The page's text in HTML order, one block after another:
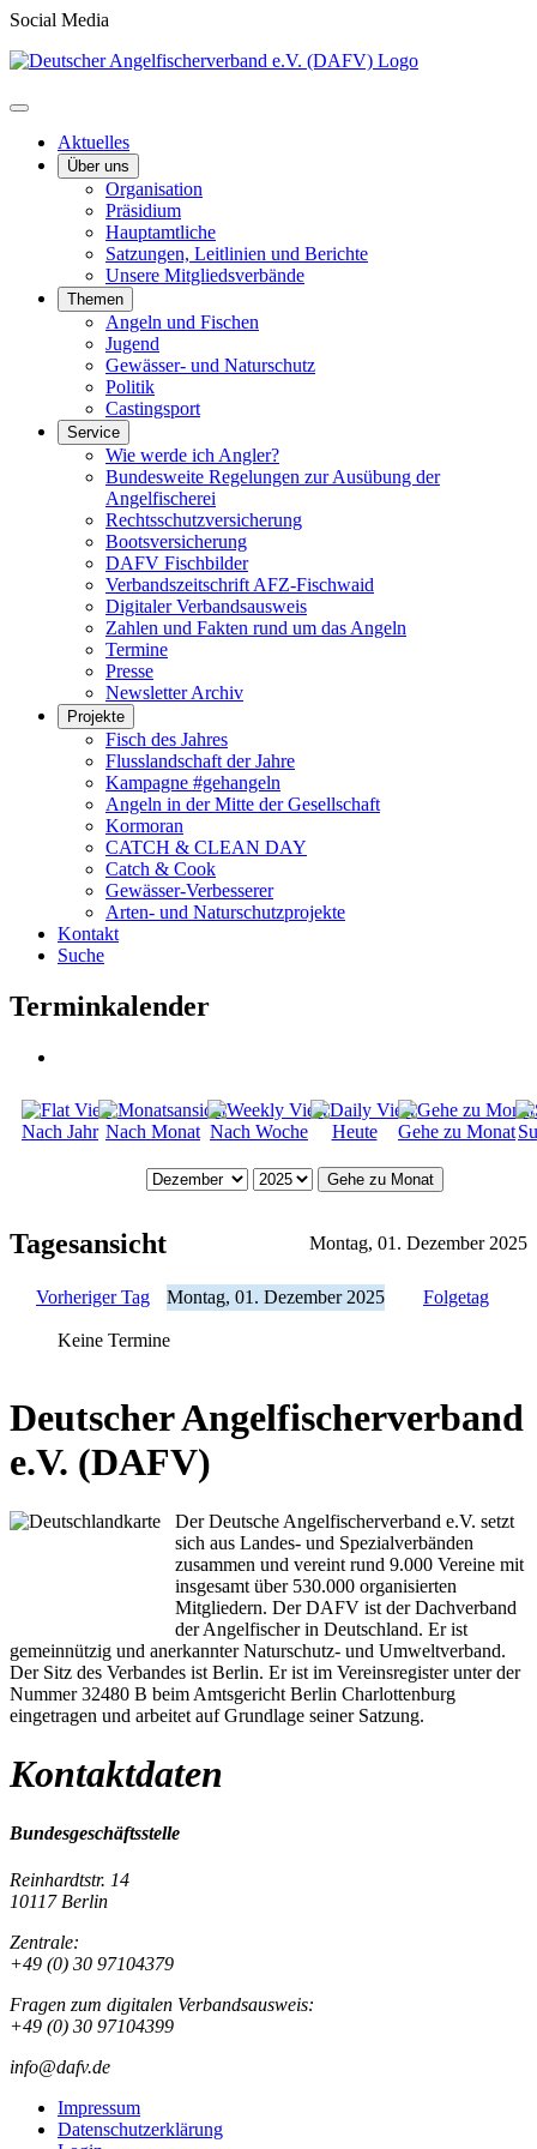
Social Media
Aktuelles
Über uns
Organisation
Präsidium
Hauptamtliche
Satzungen, Leitlinien und Berichte
Unsere Mitgliedsverbände
Themen
Angeln und Fischen
Jugend
Gewässer- und Naturschutz
Politik
Castingsport
Service
Wie werde ich Angler?
Bundesweite Regelungen zur Ausübung der
Angelfischerei
Rechtsschutzversicherung
Bootsversicherung
DAFV Fischbilder
Verbandszeitschrift AFZ-Fischwaid
Digitaler Verbandsausweis
Zahlen und Fakten rund um das Angeln
Termine
Presse
Newsletter Archiv
Projekte
Fisch des Jahres
Flusslandschaft der Jahre
Kampagne #gehangeln
Angeln in der Mitte der Gesellschaft
Kormoran
CATCH & CLEAN DAY
Catch & Cook
Gewässer-Verbesserer
Arten- und Naturschutzprojekte
Kontakt
Suche
Terminkalender
Nach Jahr Nach Monat Nach Woche Heute Gehe zu Monat
Gehe zu Monat
Tagesansicht Montag, 01. Dezember 2025
Vorheriger Tag Montag, 01. Dezember 2025 Folgetag
Keine Termine
Deutscher Angelfischerverband
e.V. (DAFV)
Der Deutsche Angelfischerverband e.V. setzt
sich aus Landes- und Spezialverbänden
zusammen und vereint rund 9.000 Vereine mit
insgesamt über 530.000 organisierten
Mitgliedern. Der DAFV ist der Dachverband
der Angelfischer in Deutschland. Er ist
gemeinnützig und anerkannter Naturschutz- und Umweltverband.
Der Sitz des Verbandes ist Berlin. Er ist im Vereinsregister unter der
Nummer 32480 B beim Amtsgericht Berlin Charlottenburg
eingetragen und arbeitet auf Grundlage seiner Satzung.
Kontaktdaten
Bundesgeschäftsstelle
Reinhardtstr. 14
10117 Berlin
Zentrale:
+49 (0) 30 97104379
Fragen zum digitalen Verbandsausweis:
+49 (0) 30 97104399
info@dafv.de
Impressum
Datenschutzerklärung